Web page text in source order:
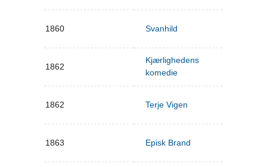
1860 Svanhild
1862
Kjærlighedens
komedie
1862 Terje Vigen
1863 Episk Brand